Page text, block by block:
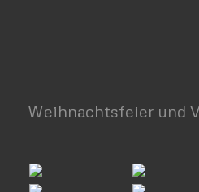
Weihnachtsfeier und